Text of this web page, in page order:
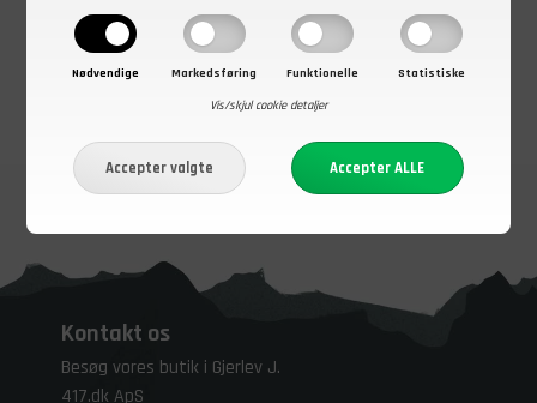
Nødvendige Markedsføring Funktionelle
Statistiske
Vis/skjul cookie detaljer
Kontakt os
Besøg vores butik i Gjerlev J.
417.dk ApS